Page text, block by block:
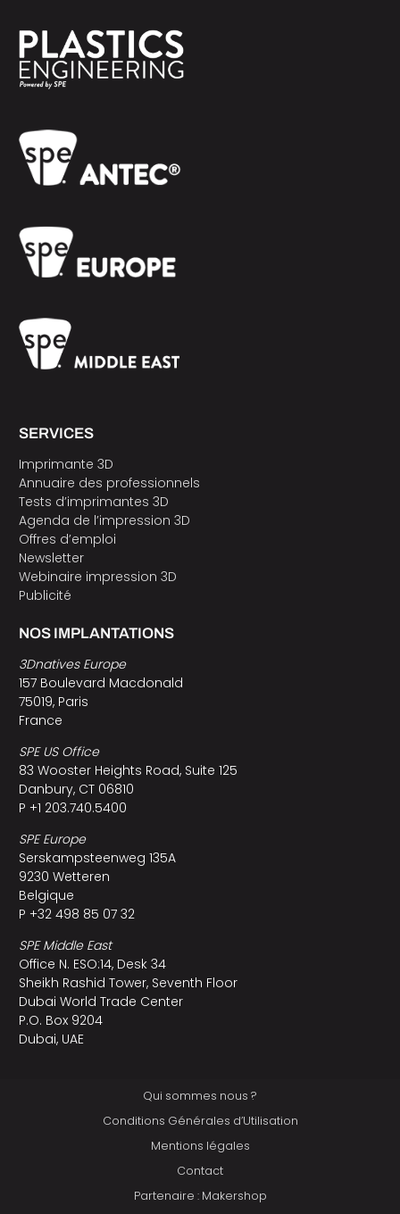
SERVICES
Imprimante 3D
Annuaire des professionnels
Tests d’imprimantes 3D
Agenda de l’impression 3D
Offres d’emploi
Newsletter
Webinaire impression 3D
Publicité
NOS IMPLANTATIONS
3Dnatives Europe
157 Boulevard Macdonald
75019, Paris
France
SPE US Office
83 Wooster Heights Road, Suite 125
Danbury, CT 06810
P +1 203.740.5400
SPE Europe
Serskampsteenweg 135A
9230 Wetteren
Belgique
P +32 498 85 07 32
SPE Middle East
Office N. ESO:14, Desk 34
Sheikh Rashid Tower, Seventh Floor
Dubai World Trade Center
P.O. Box 9204
Dubai, UAE
Qui sommes nous ?
Conditions Générales d’Utilisation
Mentions légales
Contact
Partenaire : Makershop